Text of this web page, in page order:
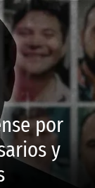
por
y